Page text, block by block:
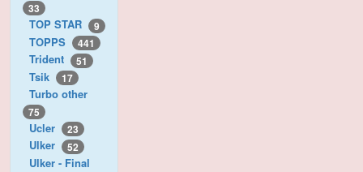
33
TOP STAR 9
TOPPS 441
Trident 51
Tsik 17
Turbo other
75
Ucler 23
Ulker 52
Ulker - Final